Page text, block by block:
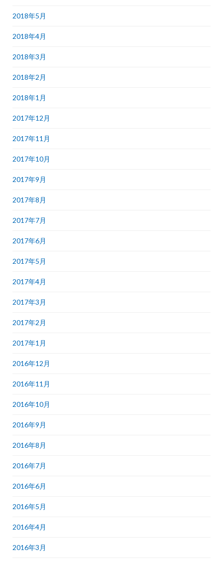
2018年5月
2018年4月
2018年3月
2018年2月
2018年1月
2017年12月
2017年11月
2017年10月
2017年9月
2017年8月
2017年7月
2017年6月
2017年5月
2017年4月
2017年3月
2017年2月
2017年1月
2016年12月
2016年11月
2016年10月
2016年9月
2016年8月
2016年7月
2016年6月
2016年5月
2016年4月
2016年3月